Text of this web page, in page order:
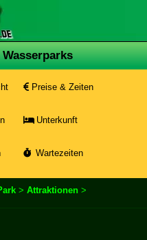
Wasserparks
Preise & Zeiten
Unterkunft
Wartezeiten
> Attraktionen >